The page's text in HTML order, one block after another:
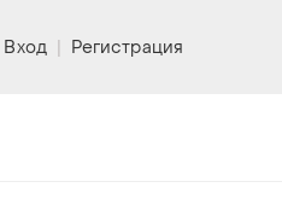
Вход | Регистрация